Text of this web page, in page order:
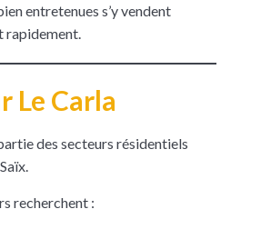
entretenues s’y vendent
rapidement.
Le Carla
des secteurs résidentiels
recherchent :